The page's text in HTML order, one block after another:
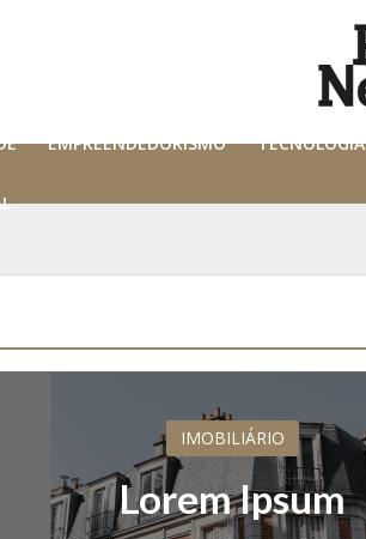
EMPREENDEDORISMO TECNOLOGIA
IMOBILIÁRIO
Lorem Ipsum